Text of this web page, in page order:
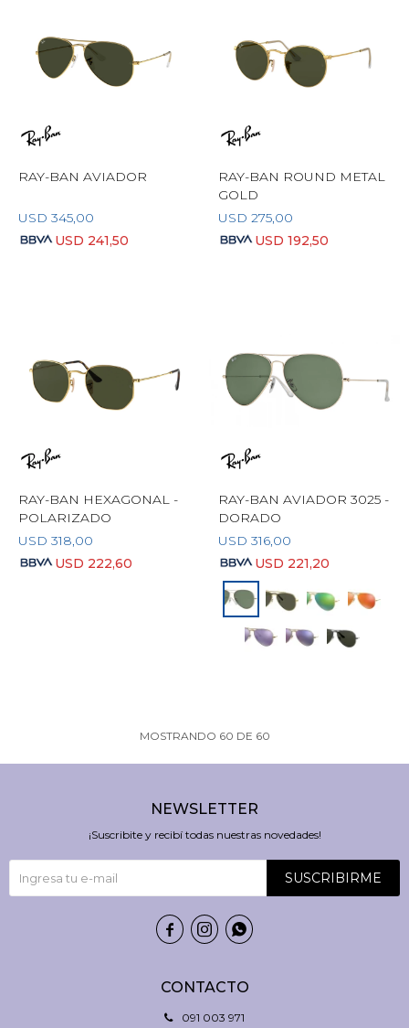
RAY-BAN AVIADOR
USD 345,00
USD 241,50
RAY-BAN ROUND METAL
GOLD
USD 275,00
USD 192,50
RAY-BAN HEXAGONAL -
POLARIZADO
USD 318,00
USD 222,60
RAY-BAN AVIADOR 3025 -
DORADO
USD 316,00
USD 221,20
MOSTRANDO 60 DE 60
CONTACTO
091 003 971
NEWSLETTER
¡Suscribite y recibí todas nuestras novedades!
SUSCRIBIRME
  